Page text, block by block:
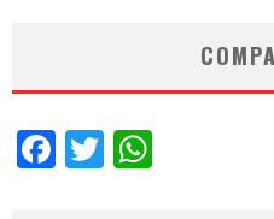
Facebook
Twitter